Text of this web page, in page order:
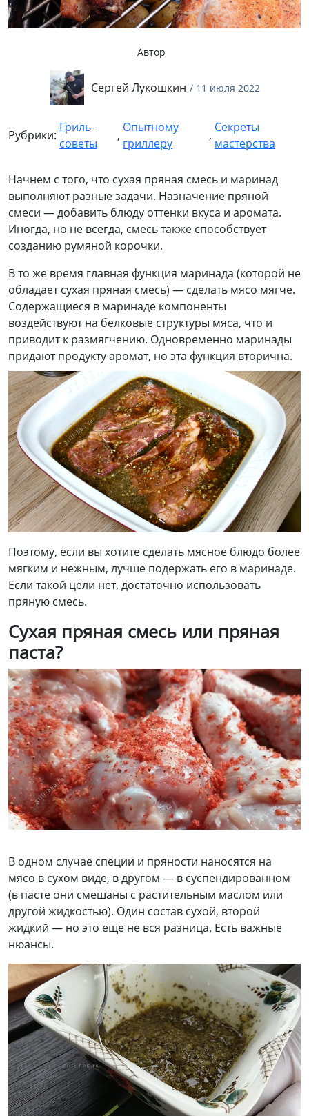
Автор
Сергей Лукошкин / 11 июля 2022
Рубрики:
Гриль-
советы
,
Опытному
гриллеру
,
Секреты
мастерства
Начнем с того, что сухая пряная смесь и маринад
выполняют разные задачи. Назначение пряной
смеси — добавить блюду оттенки вкуса и аромата.
Иногда, но не всегда, смесь также способствует
созданию румяной корочки.
В то же время главная функция маринада (которой не
обладает сухая пряная смесь) — сделать мясо мягче.
Содержащиеся в маринаде компоненты
воздействуют на белковые структуры мяса, что и
приводит к размягчению. Одновременно маринады
придают продукту аромат, но эта функция вторична.
Поэтому, если вы хотите сделать мясное блюдо более
мягким и нежным, лучше подержать его в маринаде.
Если такой цели нет, достаточно использовать
пряную смесь.
Сухая пряная смесь или пряная
паста?
В одном случае специи и пряности наносятся на
мясо в сухом виде, в другом — в суспендированном
(в пасте они смешаны с растительным маслом или
другой жидкостью). Один состав сухой, второй
жидкий — но это еще не вся разница. Есть важные
нюансы.